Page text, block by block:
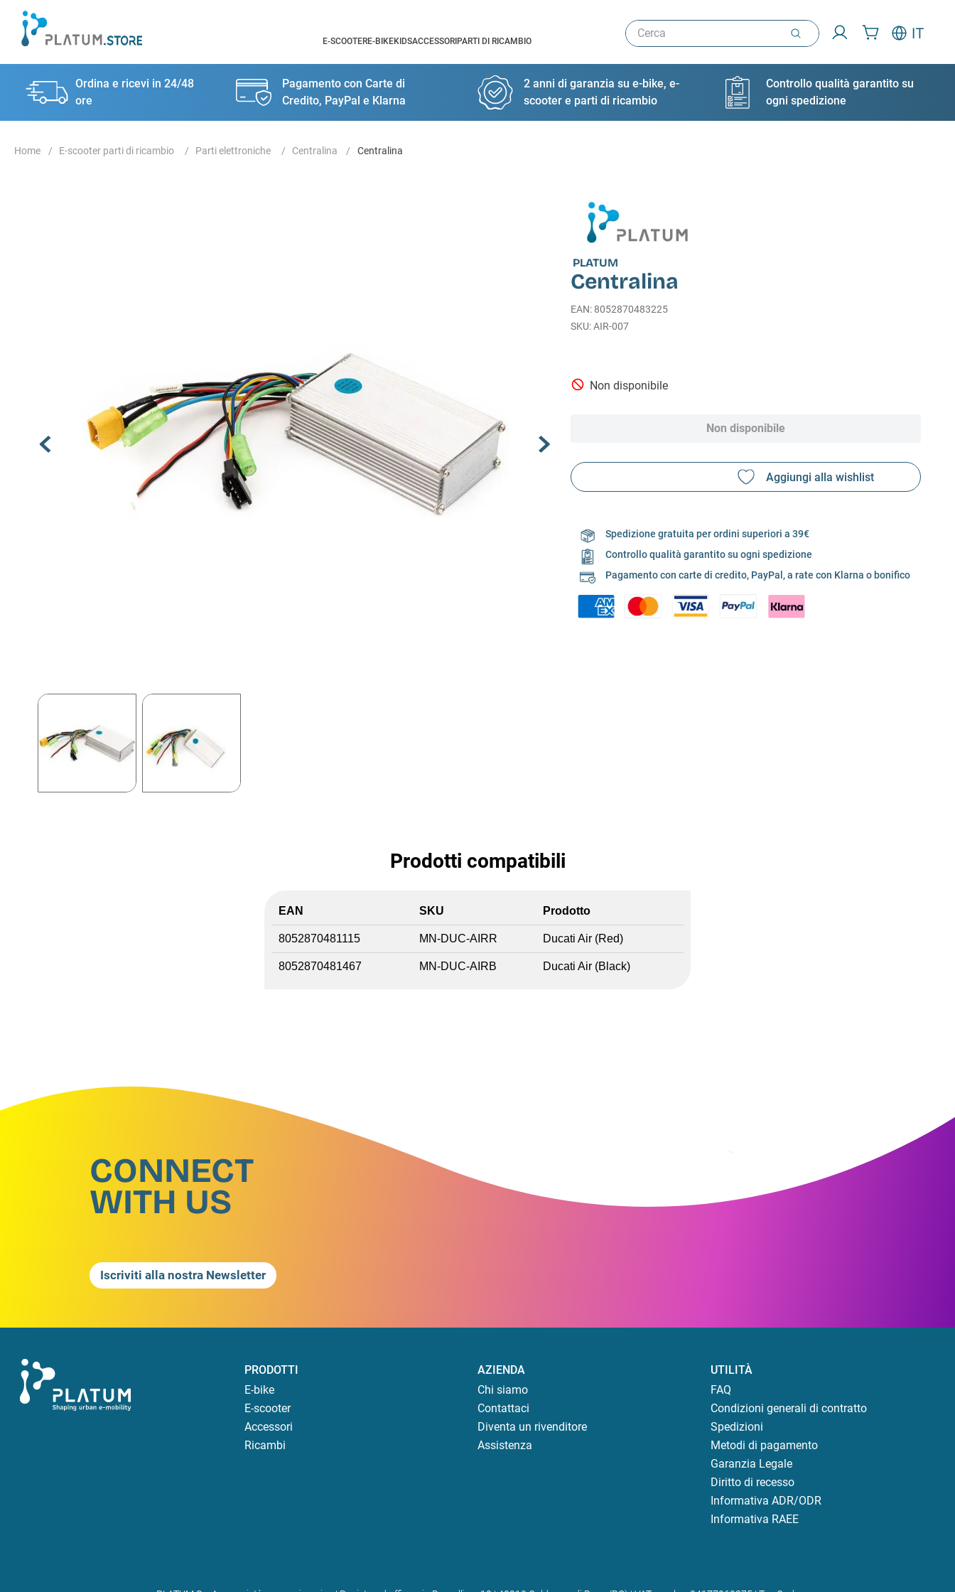
E-SCOOTERE-BIKEKIDSACCESSORI PARTI DI RICAMBIO
Cerca IT
Ordina e ricevi in 24/48
ore
Pagamento con Carte di
Credito, PayPal e Klarna
2 anni di garanzia su e-bike, e-
scooter e parti di ricambio
Controllo qualità garantito su
ogni spedizione
E-scooter parti di ricambio Parti elettroniche Centralina Centralina
PLATUM
Centralina
EAN: 8052870483225
AIR-007
Non disponibile
Non disponibile
Spedizione gratuita per ordini superiori a 39€
Controllo qualità garantito su ogni spedizione
Pagamento con carte di credito, PayPal, a rate con Klarna o bonifico
Prodotti compatibili
EAN SKU Prodotto
8052870481115 MN-DUC-AIRR Ducati Air (Red)
8052870481467 MN-DUC-AIRB Ducati Air (Black)
CONNECT
WITH US
Iscriviti alla nostra Newsletter
PRODOTTI
E-bike
E-scooter
Accessori
Ricambi
AZIENDA
Chi siamo
Contattaci
Diventa un rivenditore
Assistenza
UTILITÀ
FAQ
Condizioni generali di contratto
Spedizioni
Metodi di pagamento
Garanzia Legale
Diritto di recesso
Informativa ADR/ODR
Informativa RAEE